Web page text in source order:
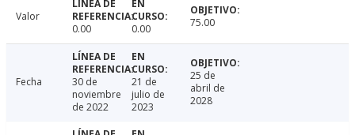
Valor
0.00
0.00 75.00
Fecha
30 de
noviembre
de 2022
21 de
julio de
2023
25 de
abril de
2028